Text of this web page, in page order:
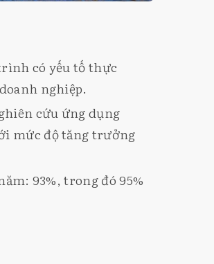
có yếu tố thực
nghiệp.
cứu ứng dụng
mức độ tăng trưởng
93%, trong đó 95%